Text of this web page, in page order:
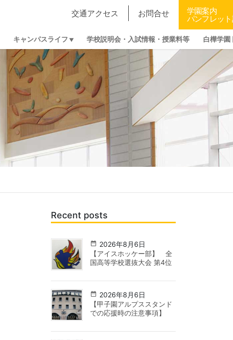
交通アクセス お問合せ
学園案内
パンフレッ
キャンパスライフ 学校説明会・入試情報・授業料等 白樺学園
Recent posts
2026年8月6日
【アイスホッケー部】 全
国高等学校選抜大会 第4位
2026年8月6日
【甲子園アルプススタンド
での応援時の注意事項】